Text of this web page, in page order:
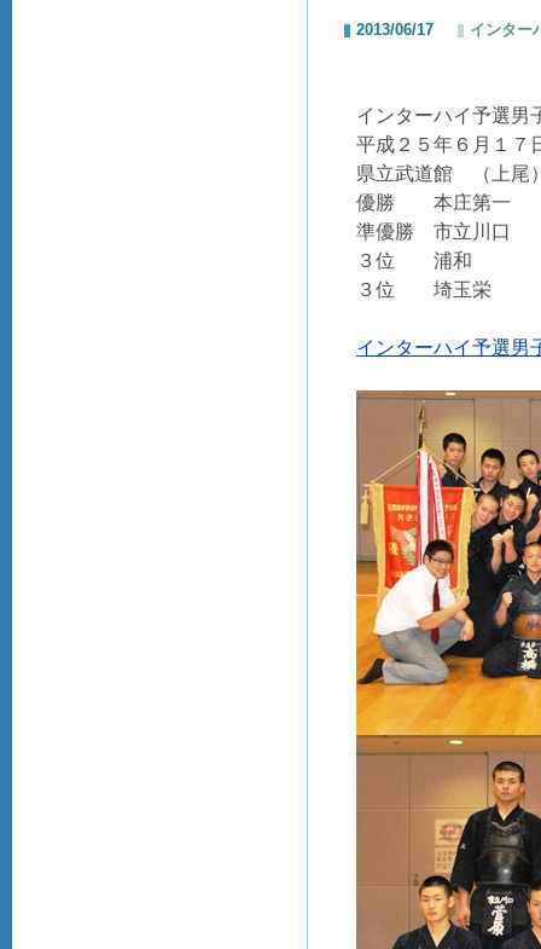
2013/06/17 インター
インターハイ予選男
平成２５年６月１７
県立武道館 （上尾
優勝 本庄第一
準優勝 市立川口
３位 浦和
３位 埼玉栄
インターハイ予選男